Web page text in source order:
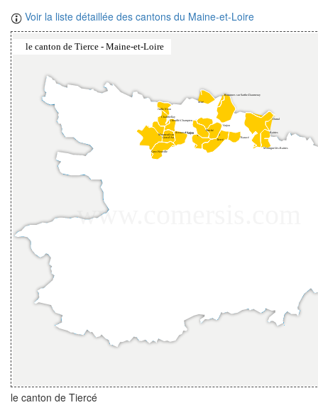
Voir la liste détaillée des cantons du Maine-et-Loire
le canton de Tiercé